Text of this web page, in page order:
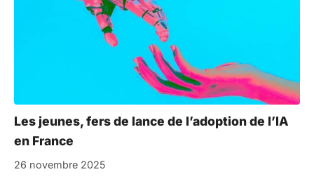
Les jeunes, fers de lance de l’adoption de l’IA
en France
26 novembre 2025